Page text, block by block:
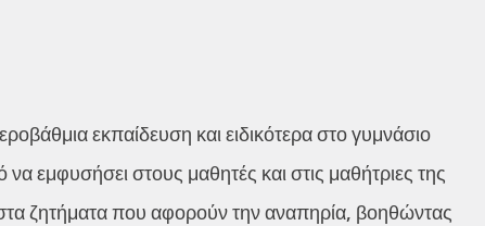
εκπαίδευση και ειδικότερα στο γυμνάσιο
εμφυσήσει στους μαθητές και στις μαθήτριες της
ζητήματα που αφορούν την αναπηρία, βοηθώντας